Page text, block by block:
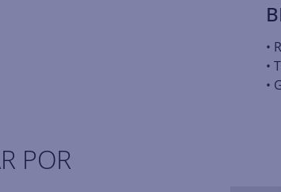
•
•
•
POR